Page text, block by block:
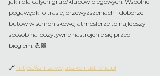
jak i dla całych grup/klubów biegowych. Wspólne
pogawędki o trasie, przewyższeniach i doborze
butów w schroniskowej atmosferze to najlepszy
sposób na pozytywne nastrojenie się przed
biegiem. 💪🏼
🔗 https://ssmzawoja.szkolnastrona.pl